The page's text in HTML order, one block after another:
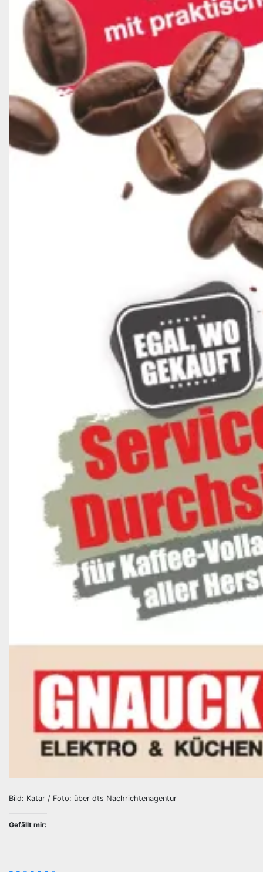
Bild: Katar / Foto: über dts Nachrichtenagentur
Gefällt mir: